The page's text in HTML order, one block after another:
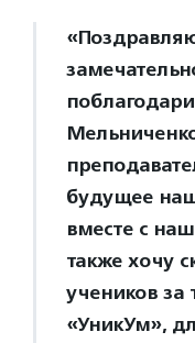
будущее
вместе с
также хочу
учеников за
«УникУм»,